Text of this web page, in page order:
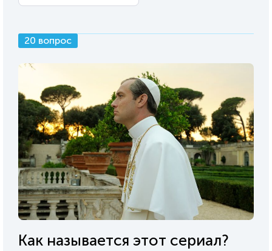
20 вопрос
Как называется этот сериал?